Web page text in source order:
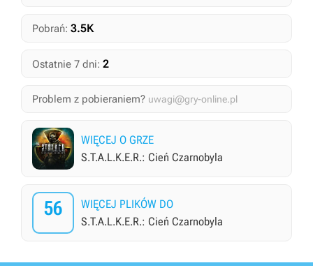
Pobrań: 3.5K
Ostatnie 7 dni: 2
Problem z pobieraniem? uwagi@gry-online.pl
WIĘCEJ O GRZE
S.T.A.L.K.E.R.: Cień Czarnobyla
56
WIĘCEJ PLIKÓW DO
S.T.A.L.K.E.R.: Cień Czarnobyla